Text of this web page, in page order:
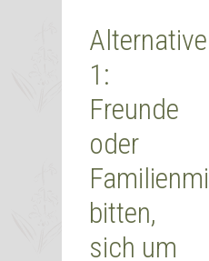
Alternative
1:
Freunde
oder
bitten,
sich um